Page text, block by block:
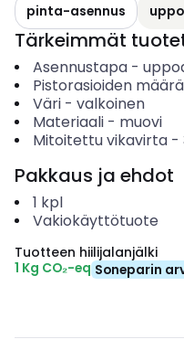
pinta-asennus
Tärkeimmät
Asennustapa-
Pistorasioiden määrä
Väri- valkoinen
Materiaali- muovi
Mitoitettu vikavirta-
Pakkaus ja ehdot
1 kpl
Vakiokäyttötuote
Tuotteen hiilijalanjälki
1 Kg CO₂-eq Soneparin